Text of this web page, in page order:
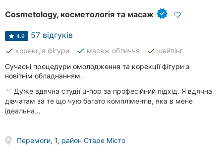
Миколаїв
Херсон
Черкаси
Cosmetology, косметологія та масаж
4.9 57 відгуків
done корекція фігури done масаж обличчя done шейпінг
Сучасні процедури омолодження та корекції фігури з
новітнім обладнанням.
Дуже вдячна студії u-hop за професійний підхід. Я вдячна
дівчатам за те що чую багато компліментів, яка в мене
ідеальна...
Перемоги, 1, район Старе Місто